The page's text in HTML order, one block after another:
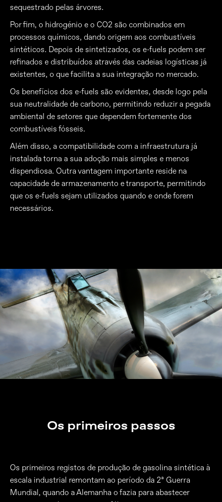
sequestrado pelas árvores.
Por fim, o hidrogénio e o CO2 são combinados em
processos químicos, dando origem aos combustíveis
sintéticos. Depois de sintetizados, os e-fuels podem ser
refinados e distribuídos através das cadeias logísticas já
existentes, o que facilita a sua integração no mercado.
Os benefícios dos e-fuels são evidentes, desde logo pela
sua neutralidade de carbono, permitindo reduzir a pegada
ambiental de setores que dependem fortemente dos
combustíveis fósseis.
Além disso, a compatibilidade com a infraestrutura já
instalada torna a sua adoção mais simples e menos
dispendiosa. Outra vantagem importante reside na
capacidade de armazenamento e transporte, permitindo
que os e-fuels sejam utilizados quando e onde forem
necessários.
Os primeiros passos
Os primeiros registos de produção de gasolina sintética à
escala industrial remontam ao período da 2ª Guerra
Mundial, quando a Alemanha o fazia para abastecer